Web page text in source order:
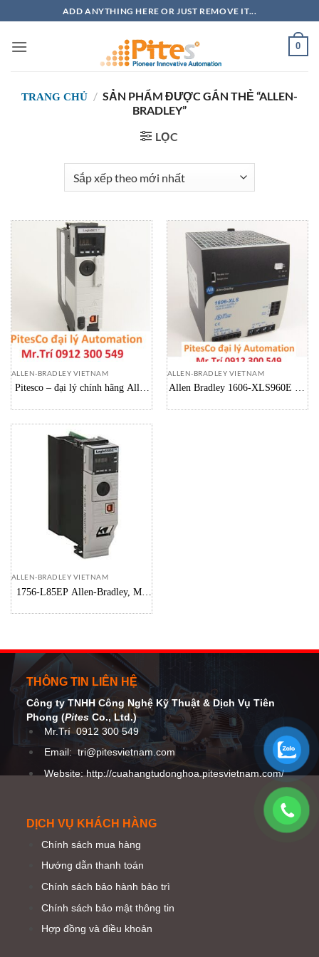
qua
nội
ADD ANYTHING HERE OR JUST REMOVE IT...
0
TRANG CHỦ / SẢN PHẨM ĐƯỢC GẮN THẺ “ALLEN-
BRADLEY”
LỌC
ALLEN-BRADLEY VIETNAM
Pitesco – đại lý chính hãng Allen
L71
ALLEN-BRADLEY VIETNAM
Allen Bradley 1606-XLS960E Bộ
XLSRED80 Power Supply
ALLEN-BRADLEY VIETNAM
1756-L85EP Allen-Bradley, Mô
THÔNG TIN LIÊN HỆ
Công ty TNHH Công Nghệ Kỹ Thuật& Dịch Vụ Tiên
Phong (Pites Co., Ltd.)
Mr.Trí 0912 300 549
Email:tri@pitesvietnam.com
Website: http://cuahangtudonghoa.pitesvietnam.com/
DỊCH VỤ KHÁCH HÀNG
Chính sách mua hàng
Hướng dẫn thanh toán
Chính sách bảo hành bảo trì
Chính sách bảo mật thông tin
Hợp đồng và điều khoản